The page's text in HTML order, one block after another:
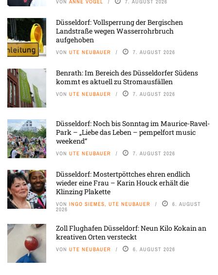
VON ANNE VOGEL 7. AUGUST 2026
Düsseldorf: Vollsperrung der Bergischen
Landstraße wegen Wasserrohrbruch
aufgehoben
VON UTE NEUBAUER 7. AUGUST 2026
Benrath: Im Bereich des Düsseldorfer Südens
kommt es aktuell zu Stromausfällen
VON UTE NEUBAUER 7. AUGUST 2026
Düsseldorf: Noch bis Sonntag im Maurice-Ravel-
Park – „Liebe das Leben – pempelfort music
weekend“
VON UTE NEUBAUER 7. AUGUST 2026
Düsseldorf: Mostertpöttches ehren endlich
wieder eine Frau – Karin Houck erhält die
Klinzing Plakette
VON INGO SIEMES, UTE NEUBAUER 6. AUGUST
2026
Zoll Flughafen Düsseldorf: Neun Kilo Kokain an
kreativen Orten versteckt
VON UTE NEUBAUER 6. AUGUST 2026